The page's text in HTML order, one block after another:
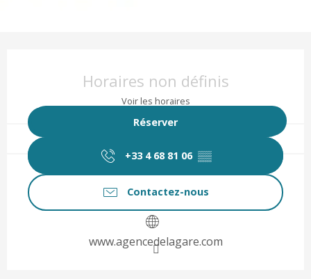
Horaires non définis
Voir les horaires
Réserver
+33 4 68 81 06 ▒▒
Contactez-nous
www.agencedelagare.com